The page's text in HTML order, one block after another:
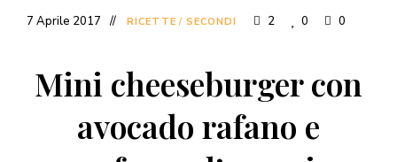
7 Aprile 2017 RICETTE / SECONDI 2 0 0
Mini cheeseburger con
avocado rafano e